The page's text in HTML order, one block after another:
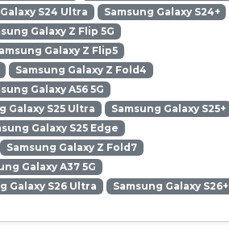
S24 Ultra
Samsung Galaxy S24+
Galaxy Z Flip 5G
Galaxy Z Flip5
Samsung Galaxy Z Fold4
Galaxy A56 5G
Galaxy S25 Ultra
Samsung Galaxy S25+
Galaxy S25 Edge
Samsung Galaxy Z Fold7
Galaxy A37 5G
Galaxy S26 Ultra Samsung Galaxy S26+